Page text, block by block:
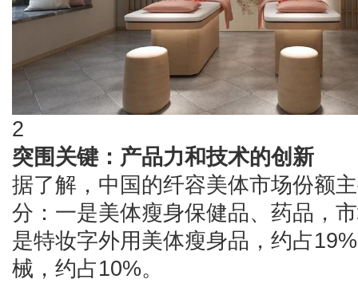
2
突围关键：产品力和技术的创新
据了解，中国的纤容美体市场份额
分：一是美体瘦身保健品、药品，
是特妆字外用美体瘦身品，约占
械，约占10%。